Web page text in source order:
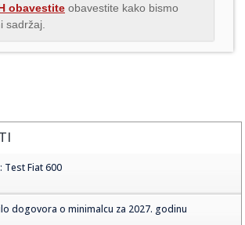
obavestite obavestite kako bismo
sadržaj.
Test Fiat 600
dogovora o minimalcu za 2027. godinu